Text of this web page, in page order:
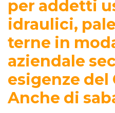
per addetti
idraulici,
terne in
aziendale
esigenze del
Anche di